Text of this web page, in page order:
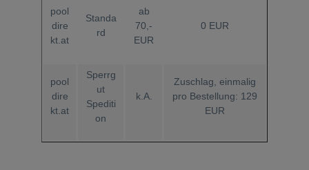
pool
dire
kt.at
Standa
rd
ab
70,-
EUR
0 EUR
pool
dire
kt.at
Sperrg
ut
Spediti
on
k.A.
Zuschlag, einmalig
pro Bestellung: 129
EUR